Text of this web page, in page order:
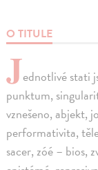
O TITULE
Jednotlivé stati
punktum,
vznešeno, abjekt,
performativita,
sacer, zóé – bios,